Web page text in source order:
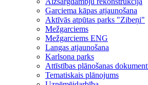
Garciema kāpas atjaunošana
Aktīvās atpūtas parks "Zibeņi"
Mežgarciems
Mežgarciems ENG
Langas atjaunošana
Karlsona parks
Attīstības plānošanas
Tematiskais plānojums